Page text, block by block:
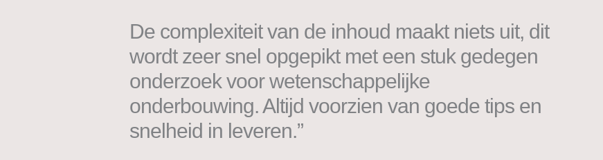
De complexiteit van de inhoud maakt niets uit, dit
wordt zeer snel opgepikt met een stuk gedegen
onderzoek voor wetenschappelijke
onderbouwing. Altijd voorzien van goede tips en
snelheid in leveren.”